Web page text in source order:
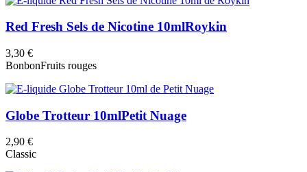
Red Fresh Sels de Nicotine 10mlRoykin
3,30 €
BonbonFruits rouges
Globe Trotteur 10mlPetit Nuage
2,90 €
Classic